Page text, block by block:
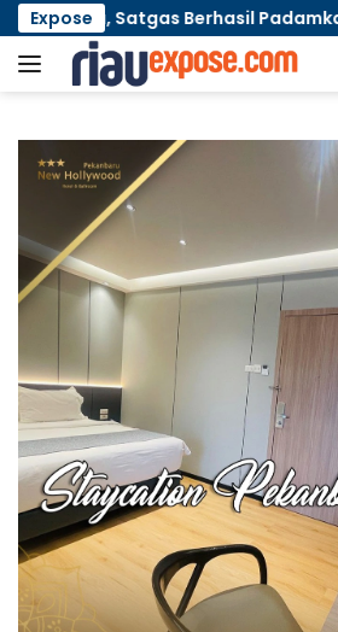
Langsung
ke
konten
ExposeBerhasil Padamkan